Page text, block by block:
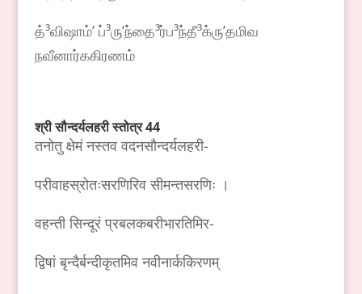
த்³விஷாம்ʼ ப்³ருʼந்தை³ர்ப³ந்தீ³க்ருʼதமிவ
நவீனார்ககிரணம்
श्रीसौन्दर्यलहरीस्तोत्र 44
तनोतु क्षेमं नस्तव वदनसौन्दर्यलहरी-
परीवाहस्रोतःसरणिरिव सीमन्तसरणिः ।
वहन्ती सिन्दूरं प्रबलकबरीभारतिमिर-
द्विषां बृन्दैर्बन्दीकृतमिव नवीनार्ककिरणम्